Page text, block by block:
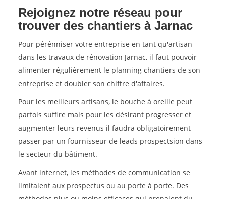
Rejoignez notre réseau pour
trouver des chantiers à Jarnac
Pour pérénniser votre entreprise en tant qu'artisan
dans les travaux de rénovation Jarnac, il faut pouvoir
alimenter régulièrement le planning chantiers de son
entreprise et doubler son chiffre d'affaires.
Pour les meilleurs artisans, le bouche à oreille peut
parfois suffire mais pour les désirant progresser et
augmenter leurs revenus il faudra obligatoirement
passer par un fournisseur de leads prospectsion dans
le secteur du bâtiment.
Avant internet, les méthodes de communication se
limitaient aux prospectus ou au porte à porte. Des